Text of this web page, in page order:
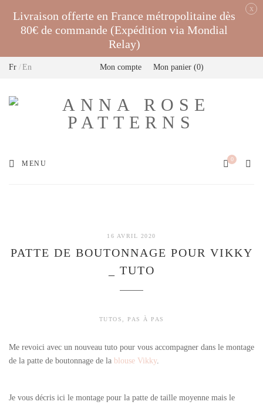
Fr En Mon compte Mon panier 0
MENU
0
16 AVRIL 2020
PATTE DE BOUTONNAGE POUR VIKKY
_ TUTO
TUTOS PAS À PAS
Me revoici avec un nouveau tuto pour vous accompagner dans le montage
de la patte de boutonnage de la blouse Vikky.
Je vous décris ici le montage pour la patte de taille moyenne mais le
Livraison offerte en France métropolitaine dès
80€ de commande (Expédition via Mondial
Relay)
x